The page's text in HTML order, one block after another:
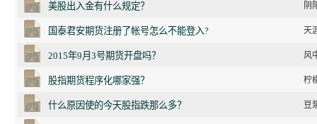
美股出入金有什么规定？ 阴
国泰君安期货注册了帐号怎么不能登入? 天
2015年9月3号期货开盘吗？ 风
股指期货程序化哪家强？ 柠
什么原因使的今天股指跌那么多？ 豆